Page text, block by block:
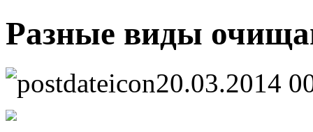
Разные виды
20.03.2014